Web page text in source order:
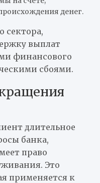
денег.
сектора,
выплат
финансового
сбоями.
длительное
банка,
право
Это
применяется к